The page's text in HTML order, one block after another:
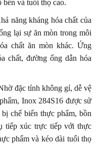
bền và tuổi thọ cao.
năng kháng hóa chất của
lại sự ăn mòn trong môi
chất ăn mòn khác. Ứng
chất, đường ống dẫn hóa
đặc tính không gỉ, dễ vệ
Inox 284S16 được sử
chế biến thực phẩm, bồn
tiếp xúc trực tiếp với thực
phẩm và kéo dài tuổi thọ